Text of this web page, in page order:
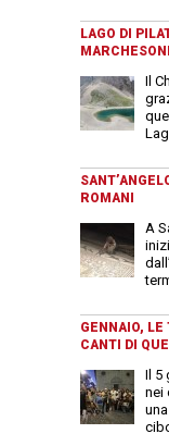
LAGO DI
Il
ROMANI
A
GENNAIO, LE
CANTI DI
Il 5
nei